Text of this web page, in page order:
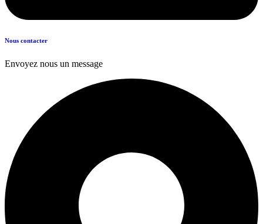
Nous contacter
Envoyez nous un message